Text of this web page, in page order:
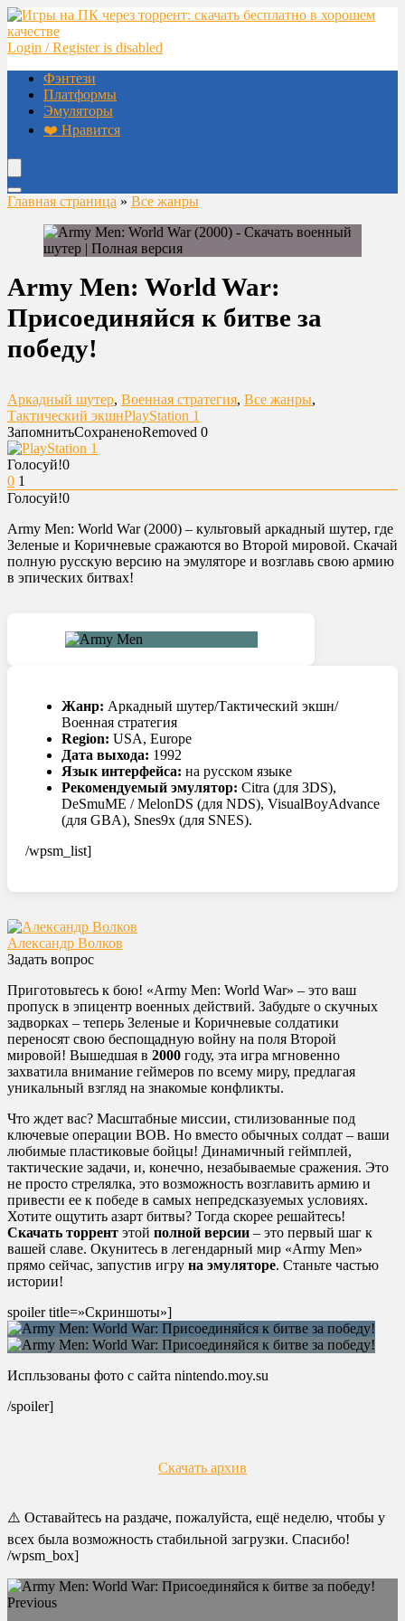
Login / Register is disabled
Фэнтези
Платформы
Эмуляторы
❤️ Нравится
Главная страница » Все жанры
Army Men: World War:
Присоединяйся к битве за
победу!
Аркадный шутер, Военная стратегия, Все жанры,
Тактический экшнPlayStation 1
ЗапомнитьСохраненоRemoved 0
Голосуй!0
0 1
Голосуй!0
Army Men: World War (2000) – культовый аркадный шутер, где
Зеленые и Коричневые сражаются во Второй мировой. Скачай
полную русскую версию на эмуляторе и возглавь свою армию
в эпических битвах!
Жанр: Аркадный шутер/Тактический экшн/
Военная стратегия
Region: USA, Europe
Дата выхода: 1992
Язык интерфейса: на русском языке
Рекомендуемый эмулятор: Citra (для 3DS),
DeSmuME / MelonDS (для NDS), VisualBoyAdvance
(для GBA), Snes9x (для SNES).
/wpsm_list]
Александр Волков
Задать вопрос
Приготовьтесь к бою! «Army Men: World War» – это ваш
пропуск в эпицентр военных действий. Забудьте о скучных
задворках – теперь Зеленые и Коричневые солдатики
переносят свою беспощадную войну на поля Второй
мировой! Вышедшая в 2000 году, эта игра мгновенно
захватила внимание геймеров по всему миру, предлагая
уникальный взгляд на знакомые конфликты.
Что ждет вас? Масштабные миссии, стилизованные под
ключевые операции ВОВ. Но вместо обычных солдат – ваши
любимые пластиковые бойцы! Динамичный геймплей,
тактические задачи, и, конечно, незабываемые сражения. Это
не просто стрелялка, это возможность возглавить армию и
привести ее к победе в самых непредсказуемых условиях.
Хотите ощутить азарт битвы? Тогда скорее решайтесь!
Скачать торрент этой полной версии – это первый шаг к
вашей славе. Окунитесь в легендарный мир «Army Men»
прямо сейчас, запустив игру на эмуляторе. Станьте частью
истории!
spoiler title=»Скриншоты»]
Испльзованы фото с сайта nintendo.moy.su
/spoiler]
Скачать архив
⚠️ Оставайтесь на раздаче, пожалуйста, ещё неделю, чтобы у
всех была возможность стабильной загрузки. Спасибо!
/wpsm_box]
Previous